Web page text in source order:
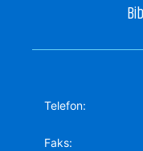
Telefon
Faks